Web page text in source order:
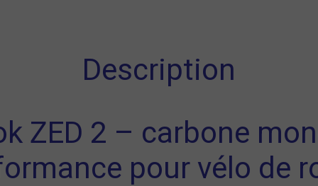
Description
ZED 2 – carbone
pour vélo de